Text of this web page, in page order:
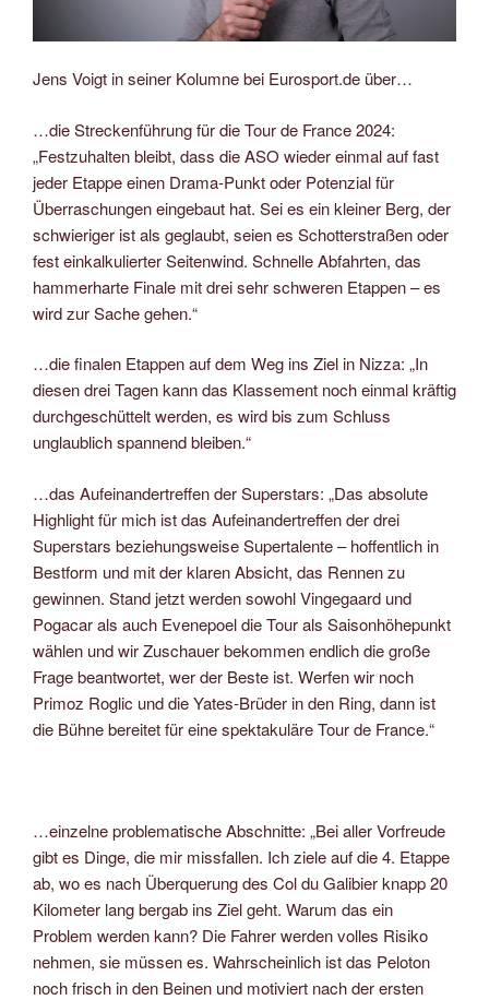
Jens Voigt in seiner Kolumne bei Eurosport.de über…
…die Streckenführung für die Tour de France 2024:
„Festzuhalten bleibt, dass die ASO wieder einmal auf fast
jeder Etappe einen Drama-Punkt oder Potenzial für
Überraschungen eingebaut hat. Sei es ein kleiner Berg, der
schwieriger ist als geglaubt, seien es Schotterstraßen oder
fest einkalkulierter Seitenwind. Schnelle Abfahrten, das
hammerharte Finale mit drei sehr schweren Etappen – es
wird zur Sache gehen.“
…die finalen Etappen auf dem Weg ins Ziel in Nizza: „In
diesen drei Tagen kann das Klassement noch einmal kräftig
durchgeschüttelt werden, es wird bis zum Schluss
unglaublich spannend bleiben.“
…das Aufeinandertreffen der Superstars: „Das absolute
Highlight für mich ist das Aufeinandertreffen der drei
Superstars beziehungsweise Supertalente – hoffentlich in
Bestform und mit der klaren Absicht, das Rennen zu
gewinnen. Stand jetzt werden sowohl Vingegaard und
Pogacar als auch Evenepoel die Tour als Saisonhöhepunkt
wählen und wir Zuschauer bekommen endlich die große
Frage beantwortet, wer der Beste ist. Werfen wir noch
Primoz Roglic und die Yates-Brüder in den Ring, dann ist
die Bühne bereitet für eine spektakuläre Tour de France.“
…einzelne problematische Abschnitte: „Bei aller Vorfreude
gibt es Dinge, die mir missfallen. Ich ziele auf die 4. Etappe
ab, wo es nach Überquerung des Col du Galibier knapp 20
Kilometer lang bergab ins Ziel geht. Warum das ein
Problem werden kann? Die Fahrer werden volles Risiko
nehmen, sie müssen es. Wahrscheinlich ist das Peloton
noch frisch in den Beinen und motiviert nach der ersten